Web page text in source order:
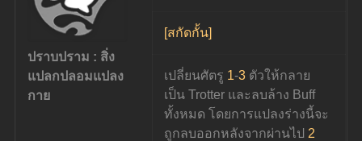
ปราบปราม : สิ่ง
แปลกปลอมแปลง
กาย
[สกัดกั้น]
เปลี่ยนศัตรู 1-3 ตัวให้กลาย
เป็น Trotter และลบล้าง Buff
ทั้งหมด โดยการแปลงร่างนี้จะ
ถูกลบออกหลังจากผ่านไป 2